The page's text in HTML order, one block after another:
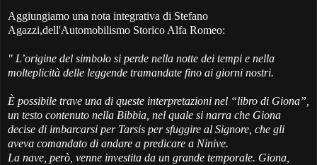
Aggiungiamo una nota integrativa di Stefano
Agazzi,dell'Automobilismo Storico Alfa Romeo:
" L’origine del simbolo si perde nella notte dei tempi e nella
molteplicità delle leggende tramandate fino ai giorni nostri.
È possibile trave una di queste interpretazioni nel “libro di Giona”,
un testo contenuto nella Bibbia, nel quale si narra che Giona
decise di imbarcarsi per Tarsis per sfuggire al Signore, che gli
aveva comandato di andare a predicare a Ninive.
La nave, però, venne investita da un grande temporale. Giona,